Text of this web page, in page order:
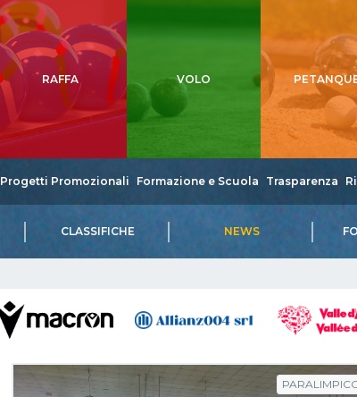
RAFFA VOLO
Progetti Promozionali Formazione e Scuola Trasparenza
CLASSIFICHE NEWS